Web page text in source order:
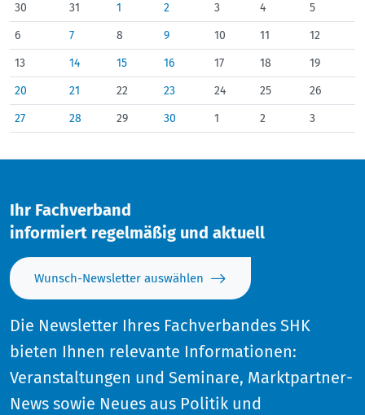
30
31 1 2 3 4
5
6
7 8 9 10 11
12
13
14 15 16 17 18
19
20
21 22 23 24 25
26
27
28 29 30 1 2 3
Ihr Fachverband
informiert regelmäßig und aktuell
Wunsch-Newsletter auswählen
Die Newsletter Ihres Fachverbandes SHK
bieten Ihnen relevante Informationen:
Veranstaltungen und Seminare, Marktpartner-
News sowie Neues aus Politik und